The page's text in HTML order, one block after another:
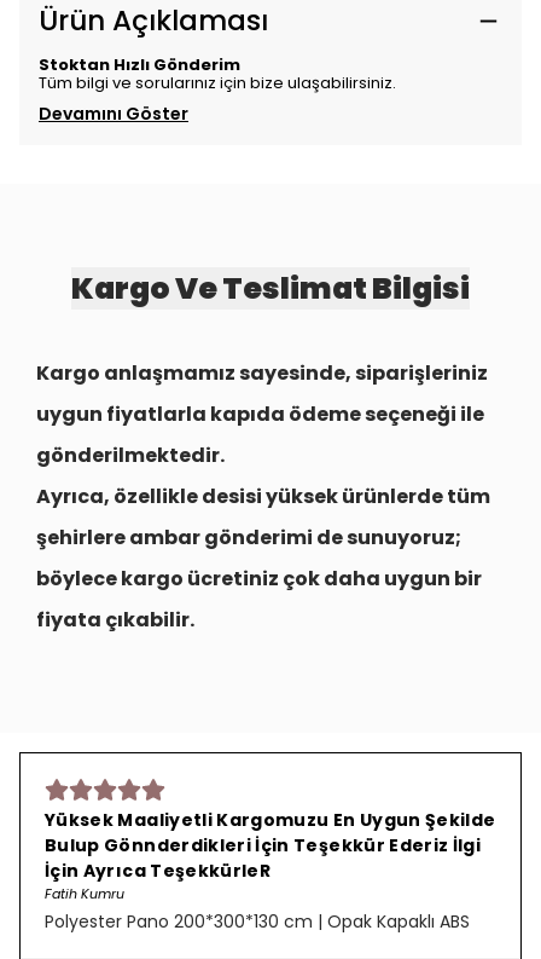
Ürün Açıklaması
Stoktan Hızlı Gönderim
Tüm bilgi ve sorularınız için bize ulaşabilirsiniz.
Devamını Göster
Kargo Ve Teslimat Bilgisi
Kargo anlaşmamız sayesinde, siparişleriniz
uygun fiyatlarla kapıda ödeme seçeneği ile
gönderilmektedir.
Ayrıca, özellikle desisi yüksek ürünlerde tüm
şehirlereambar gönderimi de sunuyoruz;
böylece kargo ücretiniz çok daha uygun bir
fiyata çıkabilir.
Yüksek Maaliyetli Kargomuzu En Uygun Şekilde
Bulup Gönnderdikleri İçin Teşekkür Ederiz İlgi
İçin Ayrıca TeşekkürleR
Fatih Kumru
Polyester Pano 200*300*130 cm | Opak Kapaklı ABS